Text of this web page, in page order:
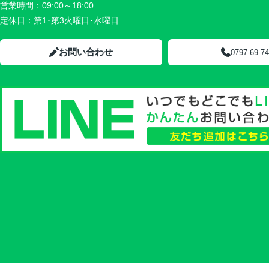
営業時間： 09:00～18:00
定休日： 第1･第3火曜日･水曜日
お問い合わせ 0797-69-